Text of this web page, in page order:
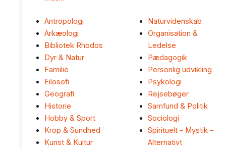
Antropologi
Arkæologi
Bibliotek Rhodos
Dyr & Natur
Familie
Filosofi
Geografi
Historie
Hobby & Sport
Krop & Sundhed
Kunst & Kultur
Naturvidenskab
Organisation &
Ledelse
Pædagogik
Personlig udvikling
Psykologi
Rejsebøger
Samfund & Politik
Sociologi
Spirituelt – Mystik –
Alternativt